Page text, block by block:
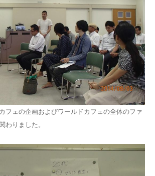
フェの企画およびワールドカフェの全体のファ
わりました。